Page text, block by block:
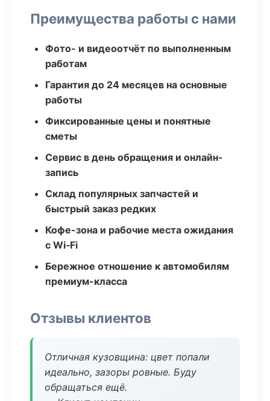
Преимущества работы с нами
Фото- и видеоотчёт по выполненным
работам
Гарантия до 24 месяцев на основные
работы
Фиксированные цены и понятные
сметы
Сервис в день обращения и онлайн-
запись
Склад популярных запчастей и
быстрый заказ редких
Кофе-зона и рабочие места ожидания
с Wi‑Fi
Бережное отношение к автомобилям
премиум-класса
Отзывы клиентов
Отличная кузовщина: цвет попали
идеально, зазоры ровные. Буду
обращаться ещё.